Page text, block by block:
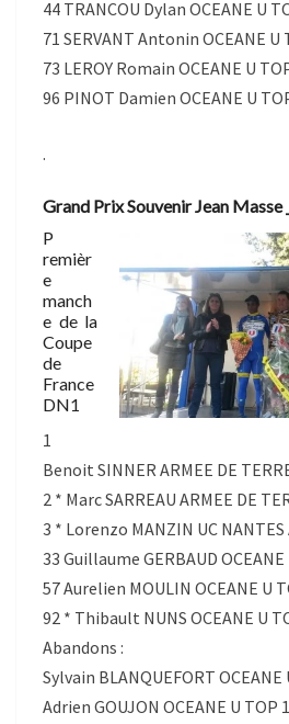
44 TRANCOU Dylan OCEANE U
71 SERVANT Antonin OCEANE U
73 LEROY Romain OCEANE U
96 PINOT Damien OCEANE U
.
Grand Prix Souvenir Jean Masse
P
remièr
e
manch
e de la
Coupe
de
France
DN1
1
Benoit SINNER ARMEE DE
2 * Marc SARREAU ARMEE DE
3 * Lorenzo MANZIN UC
33 Guillaume GERBAUD
57 Aurelien MOULIN OCEANE U
92 * Thibault NUNS OCEANE U
Abandons :
Sylvain BLANQUEFORT OCEANE
Adrien GOUJON OCEANE U TOP